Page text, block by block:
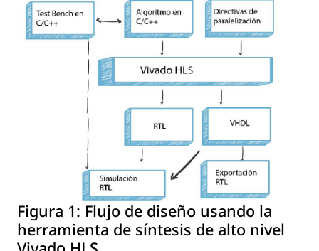
Figura 1: Flujo de diseño usando la
herramienta de síntesis de alto nivel